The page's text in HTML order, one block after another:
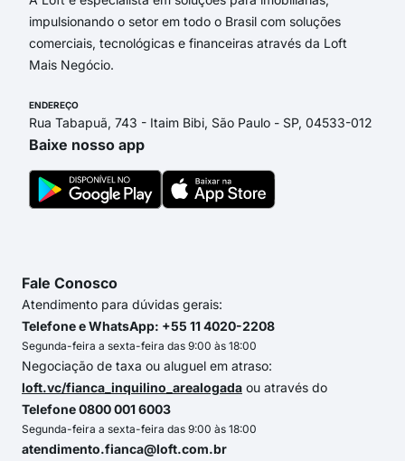
impulsionando o setor em todo o Brasil com soluções
comerciais, tecnológicas e financeiras através da Loft
Mais Negócio.
ENDEREÇO
Rua Tabapuã, 743 - Itaim Bibi, São Paulo - SP, 04533-012
Baixe nosso app
Fale Conosco
Atendimento para dúvidas gerais:
Telefone e WhatsApp: +55 11 4020-2208
Segunda-feira a sexta-feira das 9:00 às 18:00
Negociação de taxa ou aluguel em atraso:
loft.vc/fianca_inquilino_arealogada ou através do
Telefone 0800 001 6003
Segunda-feira a sexta-feira das 9:00 às 18:00
atendimento.fianca@loft.com.br